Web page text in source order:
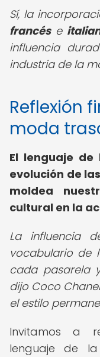
Sí, la
francése
influencia
industria de la
Reflexión
moda
El lenguaje
evolución de
moldea
cultural en la
La influencia
vocabulario de
cada pasarela
dijo Coco
el estilo
Invitamos a
lenguaje de